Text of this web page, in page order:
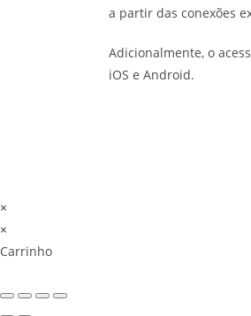
a partir das conexões
Adicionalmente, o
iOS e Android.
×
×
Carrinho